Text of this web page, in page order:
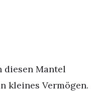
diesen Mantel
kleines Vermögen.